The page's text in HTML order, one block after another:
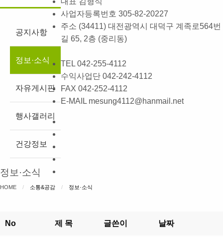
공지사항
정보·소식
자유게시판
행사갤러리
건강정보
정보·소식
HOME 소통&공감 CURRENT:
정보·소식
No 제 목 글쓴이 날짜
사업자등록번호 305-82-20227
주소 (34411) 대전광역시 대덕구 계족로564번
길 65, 2층 (중리동)
TEL 042-255-4112
수익사업단 042-242-4112
FAX 042-252-4112
E-MAIL mesung4112@hanmail.net